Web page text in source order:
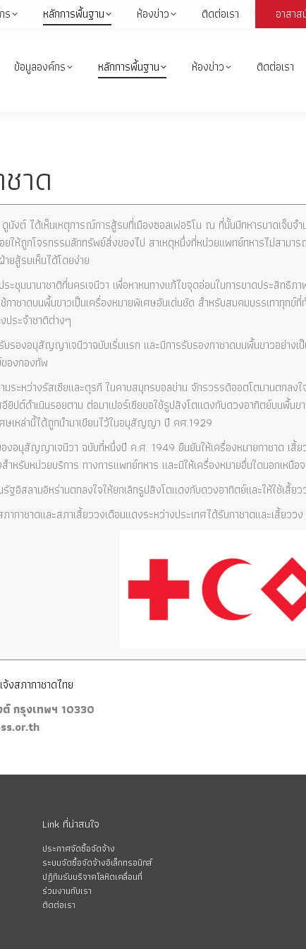
in
ข้อมูลองค์กร หลักการพื้นฐาน ห้องข่าว ติดต่อเรา
าด
นังต์ ได้เห็นเหตุการณ์การสู้รบที่เมืองซอลเฟอริโน ณ ที่นั้นมีทหารบาดเจ็บจ
ให้ถูกโจรกรรมลักทรัพย์สิ่งของไป สาเหตุหนึ่งที่หน่วยแพทย์ทหารไม่สามาร
ยสู้รบเห็นได้โดยง่าย
ระชุมนานาชาติที่นครเจนีวา เพื่อหาหนทางแก้ไขจุดอ่อนในการขาดประสิทธิ
กาชาดบนพื้นขาวเป็นเครื่องหมายพิเศษอันเด่นชัด สำหรับสมคมบรรเทาทุกข์
ประจำชาติต่างๆ
บรองอนุสัญญาเจนีวาฉบับเริ่มแรก และมีการรับรองกาชาดบนพื้นขาวอย่างเ
องกองทัพ
มระหว่างรัสเซียและตุรกี ในคาบสมุทรบอลข่าน จักรวรรดิออตโตมานตกลง
อียิปต์ดำเนินรอยตาม ต่อมาเปอร์เซียขอใช้รูปสิงโตแดงกับดวงอาทิตย์บนพื้น
ษเหล่านี้ได้ถูกนำมาเขียนไว้ในอนุสัญญา ปี คศ.1929
งอนุสัญญาเจนีวา ฉบับที่หนึ่งปี ค.ศ. 1949 ยืนยันให้เครื่องหมายกาชาด เสี้
ำหรับหน่วยบริการ ทางการแพทย์ทหาร และมิให้เครื่องหมายอื่นใดนอกเหนือ
ฐอิสลามอิหร่านตกลงใจให้ยกเลิกรูปสิงโตแดงกับดวงอาทิตย์และให้ใช้เสี้ย
ากาชาดและสภาเสี้ยววงเดือนแดงระหว่างประเทศได้รับกาชาดและเสี้ยว
งสภากาชาดไทย
ต์ กรุงเทพฯ 10330
Link ที่น่าสนใจ
ประกาศจัดซื้อจัดจ้าง
ระบบจัดซื้อจัดจ้างอิเล็กทรอนิกส์
ปฏิทินรับบริจาคโลหิตเคลื่อนที่
ร่วมงานกับเรา
ติดต่อเรา
ร หลักการพื้นฐาน ห้องข่าว ติดต่อเรา อาสา